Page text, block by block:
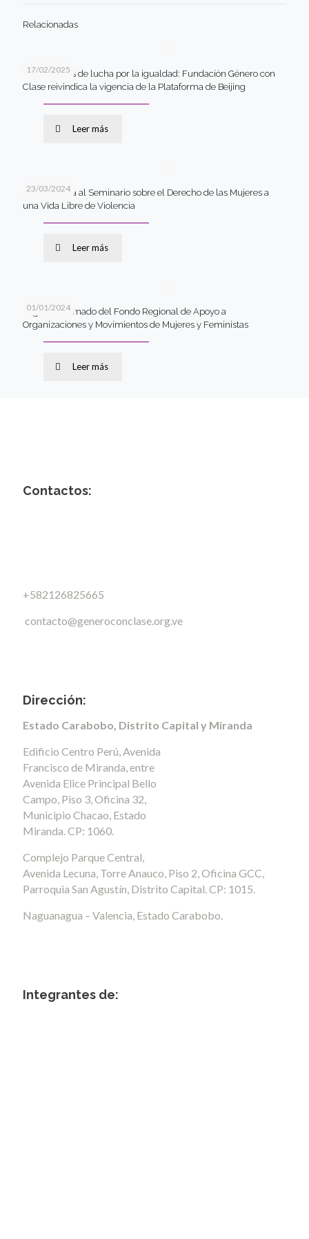
Relacionadas
17/02/2025
Tres décadas de lucha por la igualdad: Fundación Género con
Clase reivindica la vigencia de la Plataforma de Beijing
Leer más
23/03/2024
Convocatoria al Seminario sobre el Derecho de las Mujeres a
una Vida Libre de Violencia
Leer más
01/01/2024
Segundo llamado del Fondo Regional de Apoyo a
Organizaciones y Movimientos de Mujeres y Feministas
Leer más
Contactos:
+582126825665
contacto@generoconclase.org.ve
Dirección:
Estado Carabobo, Distrito Capital y Miranda
Edificio Centro Perú, Avenida
Francisco de Miranda, entre
Avenida Elice Principal Bello
Campo, Piso 3, Oficina 32,
Municipio Chacao, Estado
Miranda. CP: 1060.
Complejo Parque Central,
Avenida Lecuna, Torre Anauco, Piso 2, Oficina GCC,
Parroquia San Agustín, Distrito Capital. CP: 1015.
Naguanagua – Valencia, Estado Carabobo.
Integrantes de: